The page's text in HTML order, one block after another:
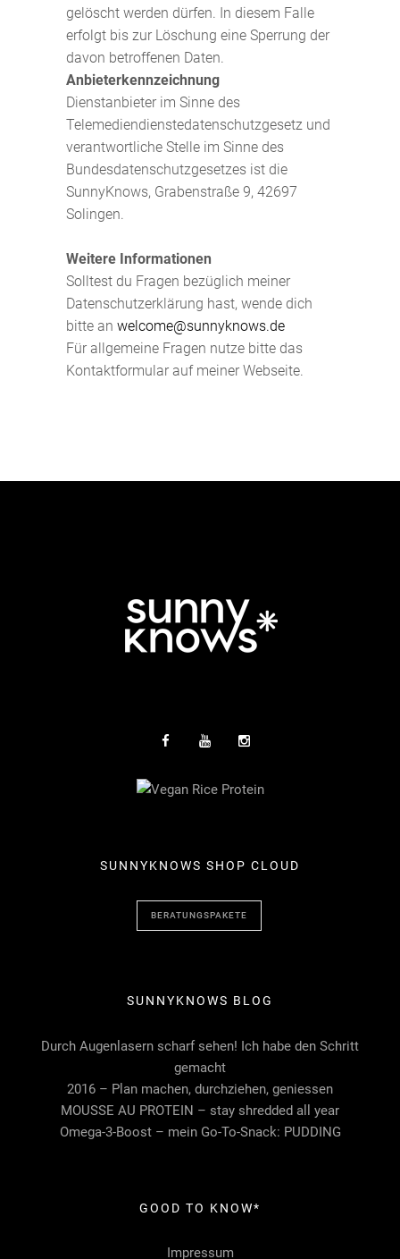
gelöscht werden dürfen. In diesem Falle
erfolgt bis zur Löschung eine Sperrung der
davon betroffenen Daten.
Anbieterkennzeichnung
Dienstanbieter im Sinne des
Telemediendienstedatenschutzgesetz und
verantwortliche Stelle im Sinne des
Bundesdatenschutzgesetzes ist die
SunnyKnows, Grabenstraße 9, 42697
Solingen.
Weitere Informationen
Solltest du Fragen bezüglich meiner
Datenschutzerklärung hast, wende dich
bitte an welcome@sunnyknows.de
Für allgemeine Fragen nutze bitte das
Kontaktformular auf meiner Webseite.
SUNNYKNOWS SHOP CLOUD
BERATUNGSPAKETE
SUNNYKNOWS BLOG
Durch Augenlasern scharf sehen! Ich habe den Schritt
gemacht
2016 – Plan machen, durchziehen, geniessen
MOUSSE AU PROTEIN – stay shredded all year
Omega-3-Boost – mein Go-To-Snack: PUDDING
GOOD TO KNOW*
Impressum